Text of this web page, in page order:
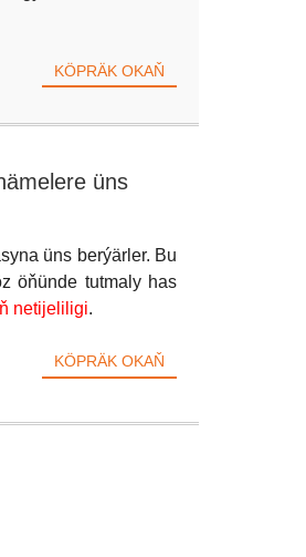
KÖPRÄK OKAŇ
üns
üns berýärler. Bu
öňünde tutmaly has
netijeliligi.
KÖPRÄK OKAŇ